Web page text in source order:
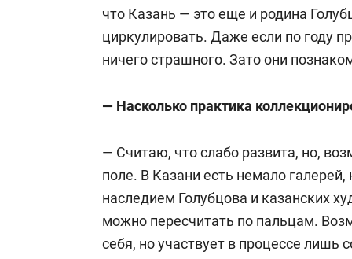
что Казань — это еще и родина
циркулировать. Даже если по году
ничего страшного. Зато они
— Насколько практика
— Считаю, что слабо развита, но,
поле. В Казани есть немало галерей,
наследием Голубцова и казанских
можно пересчитать по пальцам.
себя, но участвует в процессе лишь